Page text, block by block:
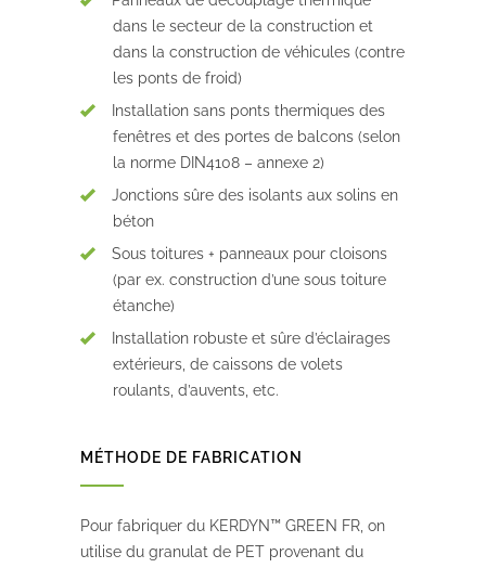
dans le secteur de la construction et
dans la construction de véhicules (contre
les ponts de froid)
Installation sans ponts thermiques des
fenêtres et des portes de balcons (selon
la norme DIN4108 – annexe 2)
Jonctions sûre des isolants aux solins en
béton
Sous toitures + panneaux pour cloisons
(par ex. construction d’une sous toiture
étanche)
Installation robuste et sûre d’éclairages
extérieurs, de caissons de volets
roulants, d’auvents, etc.
MÉTHODE DE FABRICATION
Pour fabriquer du KERDYN™ GREEN FR, on
utilise du granulat de PET provenant du